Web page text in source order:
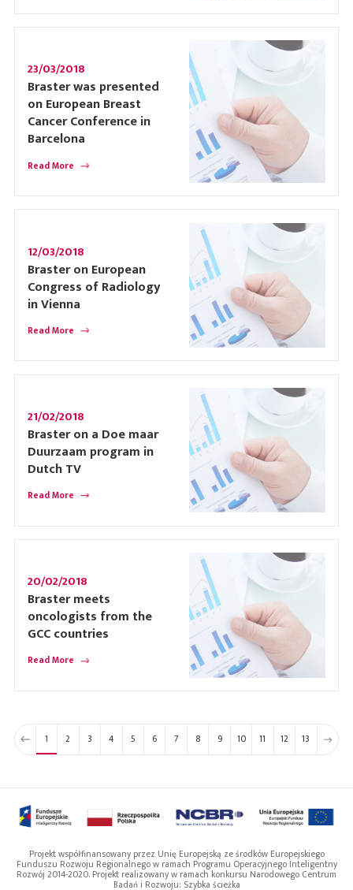
23/03/2018
Braster was presented
on European Breast
Cancer Conference in
Barcelona
Read More
12/03/2018
Braster on European
Congress of Radiology
in Vienna
Read More
21/02/2018
Braster on a Doe maar
Duurzaam program in
Dutch TV
Read More
20/02/2018
Braster meets
oncologists from the
GCC countries
Read More
1 2 3 4 5 6 7 8 9 10 11 12 13
Projekt współfinansowany przez Unię Europejską ze środków Europejskiego
Funduszu Rozwoju Regionalnego w ramach Programu Operacyjnego Inteligentny
Rozwój 2014-2020. Projekt realizowany w ramach konkursu Narodowego Centrum
Badań i Rozwoju: Szybka ścieżka